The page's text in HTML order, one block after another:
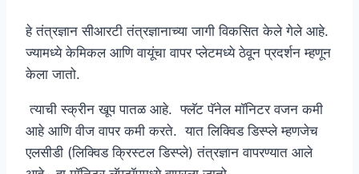
हे तंत्रज्ञान सीआरटी तंत्रज्ञानाच्या जागी विकसित केले गेले आहे.
ज्यामध्ये केमिकल आणि वायूंचा वापर प्लेटमध्ये ठेवून प्रदर्शन म्हणून
केला जातो.
त्याची स्क्रीन खूप पातळ आहे. फ्लॅट पॅनेल मॉनिटर वजन कमी
आहे आणि वीज वापर कमी करते. यात लिक्विड डिस्प्ले म्हणजेच
एलसीडी (लिक्विड क्रिस्टल डिस्प्ले) तंत्रज्ञान वापरण्यात आले